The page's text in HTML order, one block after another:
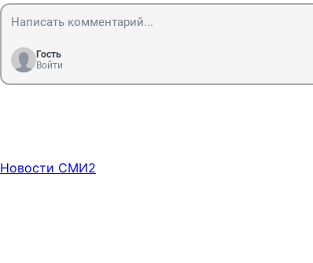
Гость
Войти
Новости СМИ2